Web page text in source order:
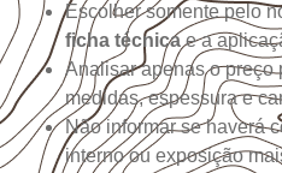
Escolher somente pelo
ficha técnicae a
Analisar apenas o preço
medidas, espessura e
Não informar se haverá
interno ou exposição